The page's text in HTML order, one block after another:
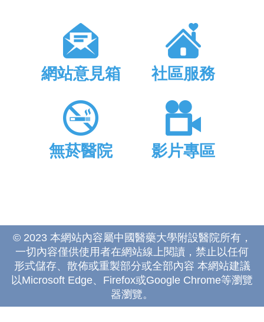
網站意見箱 社區服務
無菸醫院 影片專區
© 2023 本網站內容屬中國醫藥大學附設醫院所有，
一切內容僅供使用者在網站線上閱讀，禁止以任何
形式儲存、散佈或重製部分或全部內容 本網站建議
以Microsoft Edge、Firefox或Google Chrome等瀏覽
器瀏覽。